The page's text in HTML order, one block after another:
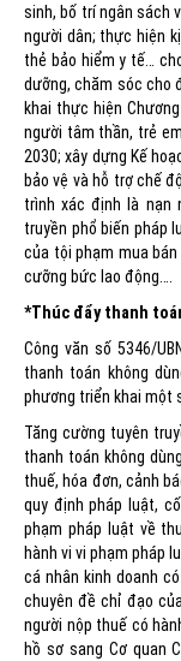
sinh, bố trí ngân sách
người dân; thực hiện
thẻ bảo hiểm y tế…
dưỡng, chăm sóc cho
khai thực hiện
người tâm thần, trẻ
2030; xây dựng Kế
bảo vệ và hỗ trợ chế
trình xác định là nạn
truyền phổ biến pháp
của tội phạm mua
cưỡng bức lao động….
*Thúc đẩy thanh
Công văn số 5346/
thanh toán không
phương triển khai một
Tăng cường tuyên
thanh toán không
thuế, hóa đơn, cảnh
quy định pháp luật,
phạm pháp luật về
hành vi vi phạm pháp
cá nhân kinh doanh
chuyên đề chỉ đạo
người nộp thuế có
hồ sơ sang Cơ quan